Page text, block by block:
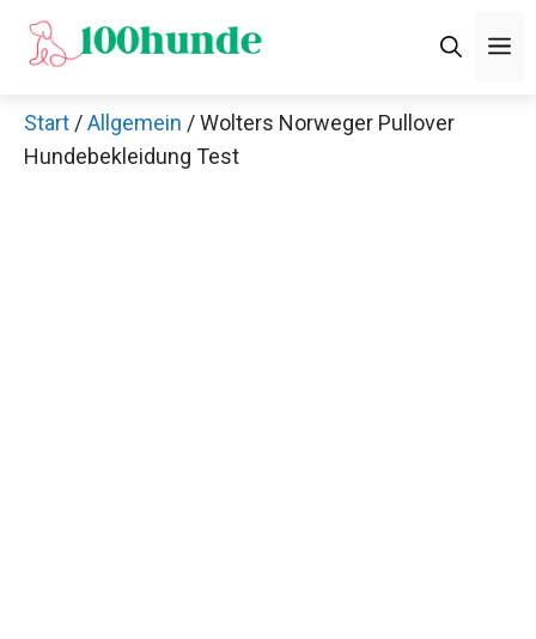
Zum
Inhalt
Start /Allgemein / Wolters Norweger Pullover
Hundebekleidung Test